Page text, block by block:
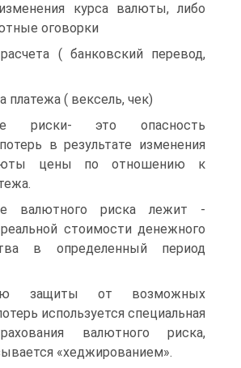
курса валюты, либо
оговорки
( банковский перевод,
платежа ( вексель, чек)
риски- это опасность
в результате изменения
цены по отношению к
валютного риска лежит -
стоимости денежного
в определенный период
защиты от возможных
используется специальная
валютного риска,
«хеджированием».